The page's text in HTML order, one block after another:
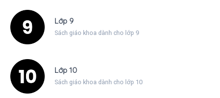
Lớp 9
Sách giáo khoa dành cho lớp 9
Lớp 10
Sách giáo khoa dành cho lớp 10